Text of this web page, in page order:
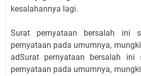
kesalahannya lagi.
Surat pernyataan bersalah ini
pernyataan pada umumnya,
adSurat pernyataan bersalah ini
pernyataan pada umumnya,